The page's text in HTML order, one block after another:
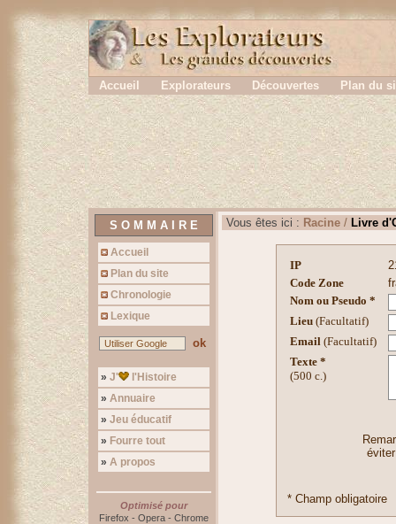
Ce site
En continuant a naviguer, vous nous autorisez a
Accueil Explorateurs Découvertes Plan du
S O M M A I R E
Accueil
Plan du site
Chronologie
Lexique
ok
» J'
l'Histoire
» Annuaire
» Jeu éducatif
» Fourre tout
» A propos
Optimisé pour
Firefox - Opera - Chrome
Vous êtes ici : Racine / Livre
IP
Code Zone
Nom ou Pseudo *
Lieu (Facultatif)
Email (Facultatif)
Texte *
(500 c.)
* Champ obligatoire